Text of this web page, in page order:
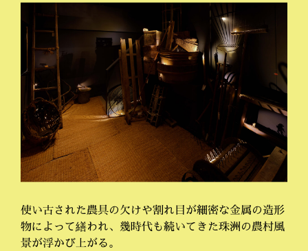
使い古された農具の欠けや割れ目が細密な金属の造形
物によって繕われ、幾時代も続いてきた珠洲の農村風
景が浮かび上がる。